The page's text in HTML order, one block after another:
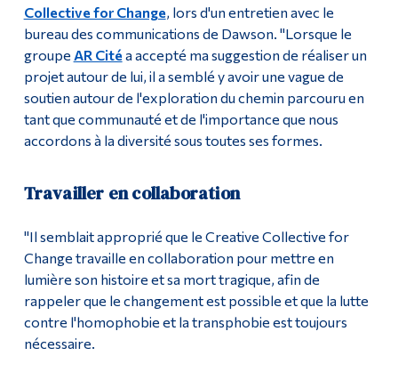
Collective for Change, lors d'un entretien avec le
bureau des communications de Dawson. "Lorsque le
groupe AR Citéa accepté ma suggestion de réaliser un
projet autour de lui, il a semblé y avoir une vague de
soutien autour de l'exploration du chemin parcouru en
tant que communauté et de l'importance que nous
accordons à la diversité sous toutes ses formes.
Travailler en collaboration
"Il semblait approprié que le Creative Collective for
Change travaille en collaboration pour mettre en
lumière son histoire et sa mort tragique, afin de
rappeler que le changement est possible et que la lutte
contre l'homophobie et la transphobie est toujours
nécessaire.